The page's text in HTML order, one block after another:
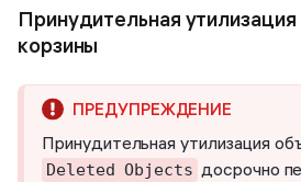
Принудительная утилизация
корзины
Принудительная утилизация
Deleted Objects досрочно